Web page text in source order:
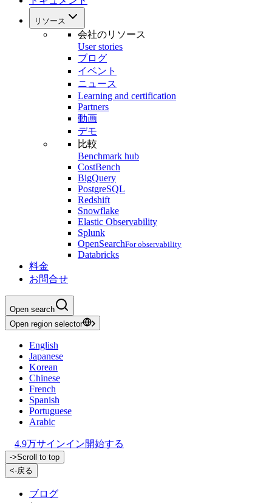
リソース
会社のリソース
User stories
ブログ
イベント
ニュース
Learning and certification
Partners
動画
デモ
比較
Benchmark hub
CostBench
BigQuery
PostgreSQL
Redshift
Snowflake
Elastic Observability
Splunk
OpenSearchFor observability
Databricks
料金
お問合せ
Open search
Open region selector
English
Japanese
Korean
Chinese
French
Spanish
Portuguese
Arabic
4.9万サインイン開始する
->Scroll to top
<-戻る
ブログ